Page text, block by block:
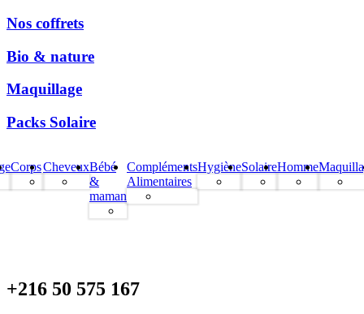
Nos coffrets
Bio & nature
Maquillage
Packs Solaire
CorpsCheveuxBébé
&
maman
Compléments
Alimentaires
HygièneSolaireHomme
+216 50 575 167